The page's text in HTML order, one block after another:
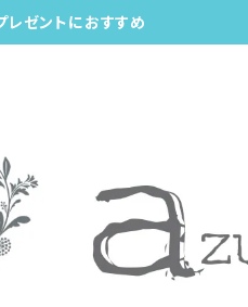
レゼントにおすすめ